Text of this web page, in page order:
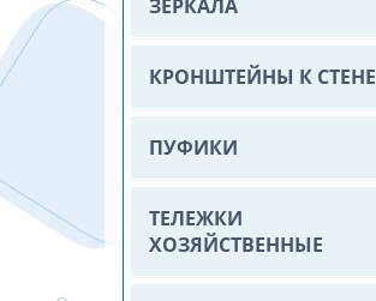
ЗЕРКАЛА
КРОНШТЕЙНЫ К СТЕНЕ
ПУФИКИ
ТЕЛЕЖКИ
ХОЗЯЙСТВЕННЫЕ